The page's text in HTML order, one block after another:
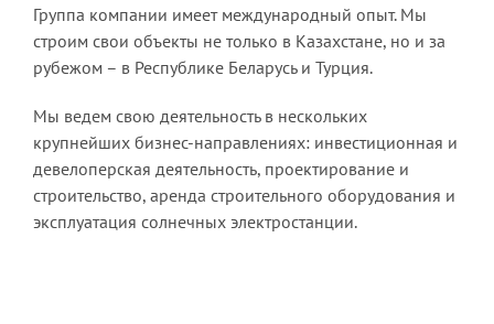
Группа компании имеет международный опыт. Мы
строим свои объекты не только в Казахстане, но и за
рубежом – в Республике Беларусь и Турция.
Мы ведем свою деятельность в нескольких
крупнейших бизнес-направлениях: инвестиционная и
девелоперская деятельность, проектирование и
строительство, аренда строительного оборудования и
эксплуатация солнечных электростанции.